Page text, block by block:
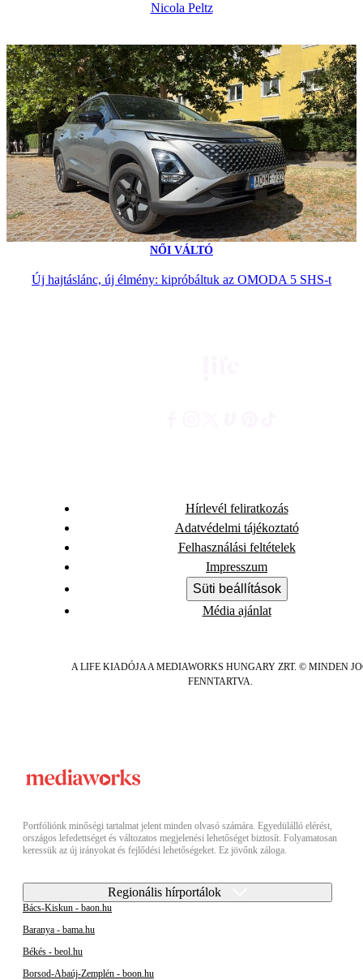
Nicola Peltz
NŐI VÁLTÓ
Új hajtáslánc, új élmény: kipróbáltuk az OMODA 5 SHS-t
Hírlevél feliratkozás
Adatvédelmi tájékoztató
Felhasználási feltételek
Impresszum
Süti beállítások
Média ajánlat
A LIFE KIADÓJA A MEDIAWORKS HUNGARY ZRT. © MINDEN
FENNTARTVA.
Portfóliónk minőségi tartalmat jelent minden olvasó számára. Egyedülálló elérést,
országos lefedettséget és változatos megjelenési lehetőséget biztosít. Folyamatosan
keressük az új irányokat és fejlődési lehetőségeket. Ez jövőnk záloga.
Regionális hírportálok
Bács-Kiskun - baon.hu
Baranya - bama.hu
Békés - beol.hu
Borsod-Abaúj-Zemplén - boon.hu